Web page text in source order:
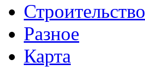
Строительство
Разное
Карта